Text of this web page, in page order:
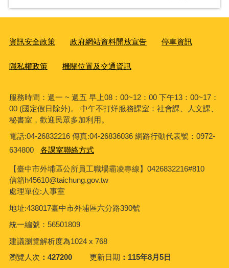
資訊安全政策 政府網站資料開放宣告 停車資訊
隱私權政策 機關位置及交通資訊
服務時間：週一 ~ 週五 早上08：00~12：00 下午13：00~17：
00 (國定假日除外)。 中午不打烊服務課室：社會課、人文課、
秘書室，歡迎民眾多加利用。
電話:04-26832216 傳真:04-26836036 網路行動代表號：0972-
634800
各課室聯絡方式
【臺中市外埔區公所員工職場霸凌專線】0426832216#810
信箱h45610@taichung.gov.tw
處理單位:人事室
地址:438017臺中市外埔區六分路390號
統一編號：56501809
建議瀏覽解析度為1024 x 768
瀏覽人次
427200 更新日期 115年8月5日